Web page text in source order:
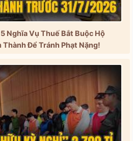
Nghĩa Vụ Thuế Bắt Buộc Hộ
Thành Để Tránh Phạt Nặng!